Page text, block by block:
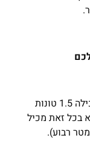
הידעתם שחממה שגודלה 9 x 30 מטרים מכילה 1.5 טונות
בכל זאת מכיל
רבוע).